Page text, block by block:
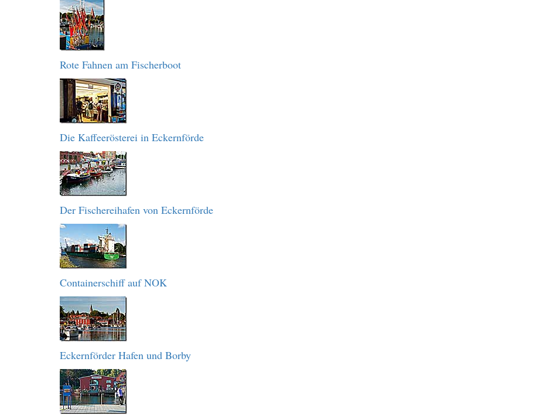
Rote Fahnen am Fischerboot
Die Kaffeerösterei in Eckernförde
Der Fischereihafen von Eckernförde
Containerschiff auf NOK
Eckernförder Hafen und Borby